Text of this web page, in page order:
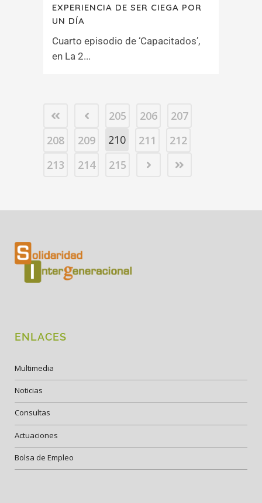
EXPERIENCIA DE SER CIEGA POR
UN DÍA
Cuarto episodio de ‘Capacitados’,
en La 2...
205 206
207
208
209 210 211
212
213
214 215
ENLACES
Multimedia
Noticias
Consultas
Actuaciones
Bolsa de Empleo